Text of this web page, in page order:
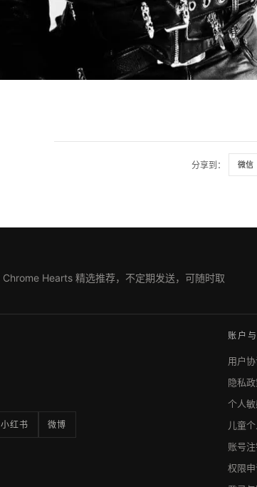
分享到： 微信
Hearts 精选推荐，不定期发送，可随时取
小红书 微博
账户
用户
隐私
个人
儿童
账号
权限